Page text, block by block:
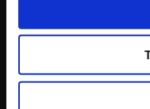
Mandag - fredag: 8.30 -